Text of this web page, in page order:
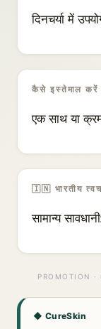
दिनचर्या में
कैसे इस्तेमाल करें
एक साथ या
🇮🇳 भारतीय
सामान्य
PROMOTION
◆ CureSkin